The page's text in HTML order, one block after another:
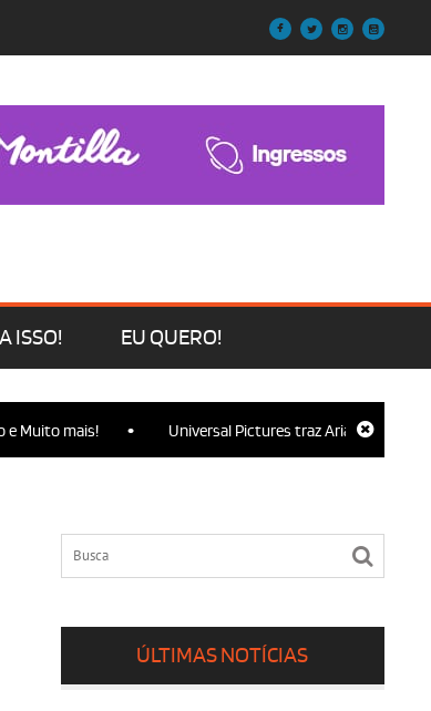
ISSO! EU QUERO!
mais! • Universal Pictures traz Ariana Grande,
ÚLTIMAS NOTÍCIAS